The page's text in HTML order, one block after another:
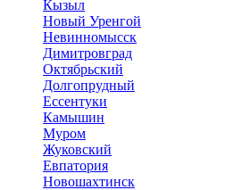
Кызыл
Новый Уренгой
Невинномысск
Димитровград
Октябрьский
Долгопрудный
Ессентуки
Камышин
Муром
Жуковский
Евпатория
Новошахтинск